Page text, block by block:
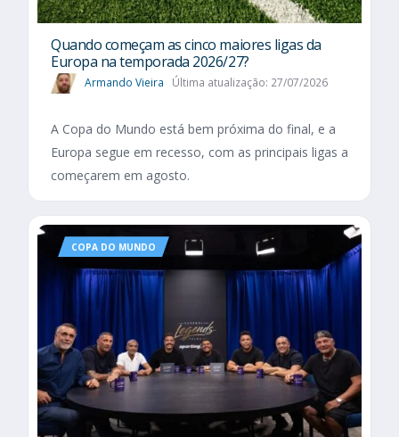
Quando começam as cinco maiores ligas da
Europa na temporada 2026/27?
Armando Vieira Última atualização: 27/07/2026
A Copa do Mundo está bem próxima do final, e a
Europa segue em recesso, com as principais ligas a
começarem em agosto.
COPA DO MUNDO